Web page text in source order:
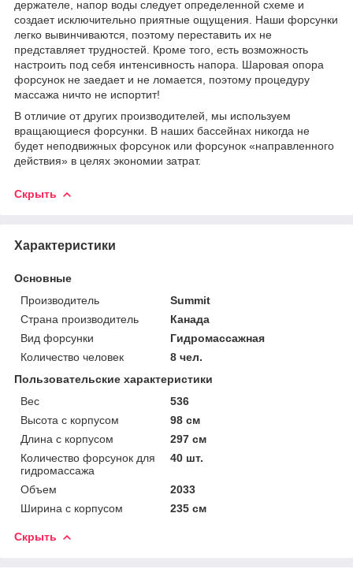
держателе, напор воды следует определенной схеме и
создает исключительно приятные ощущения. Наши форсунки
легко вывинчиваются, поэтому переставить их не
представляет трудностей. Кроме того, есть возможность
настроить под себя интенсивность напора. Шаровая опора
форсунок не заедает и не ломается, поэтому процедуру
массажа ничто не испортит!
В отличие от других производителей, мы используем
вращающиеся форсунки. В наших бассейнах никогда не
будет неподвижных форсунок или форсунок «направленного
действия» в целях экономии затрат.
Скрыть
Характеристики
Основные
Производитель
Summit
Страна производитель
Канада
Вид форсунки
Гидромассажная
Количество человек
8 чел.
Пользовательские характеристики
Вес
536
Высота с корпусом
98 см
Длина с корпусом
297 см
Количество форсунок для
гидромассажа
40 шт.
Объем
2033
Ширина с корпусом
235 см
Скрыть